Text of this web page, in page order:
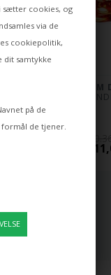
sætter cookies, og
via de
cookiepolitik,
dit samtykke
på de
de tjener.
TOM
MELT